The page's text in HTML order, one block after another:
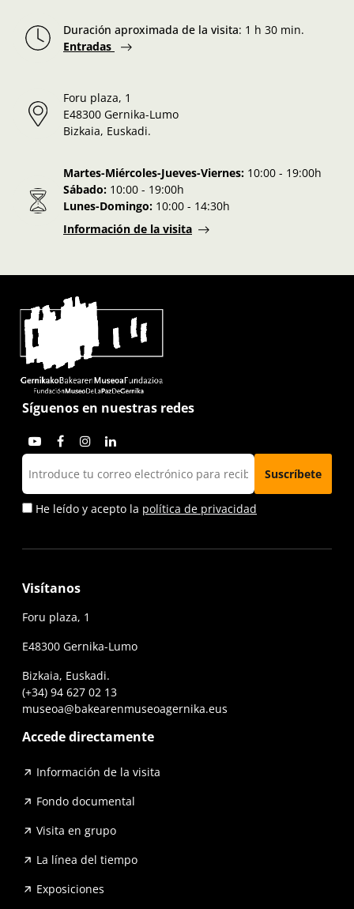
Duración aproximada de la visita: 1 h 30 min.
Entradas
Foru plaza, 1
E48300 Gernika-Lumo
Bizkaia, Euskadi.
Martes-Miércoles-Jueves-Viernes: 10:00 - 19:00h
Sábado: 10:00 - 19:00h
Lunes-Domingo: 10:00 - 14:30h
Información de la visita
Síguenos en nuestras redes
He leído y acepto la política de privacidad
Visítanos
Foru plaza, 1
E48300 Gernika-Lumo
Bizkaia, Euskadi.
(+34) 94 627 02 13
museoa@bakearenmuseoagernika.eus
Accede directamente
Información de la visita
Fondo documental
Visita en grupo
La línea del tiempo
Exposiciones